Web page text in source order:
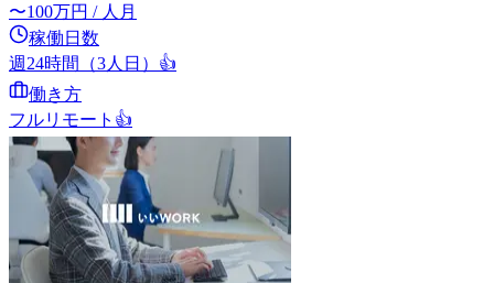
〜100万円 / 人月
稼働日数
週24時間（3人日） 👍
働き方
フルリモート 👍